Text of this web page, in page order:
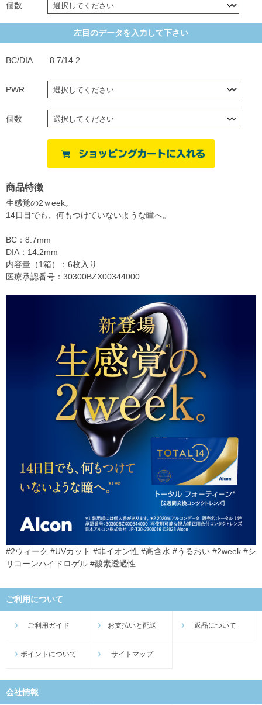
個数
左目のデータを入力して下さい
BC/DIA 8.7/14.2
PWR
個数
商品特徴
生感覚の2ｗeek。
14日目でも、何もつけていないような瞳へ。
BC：8.7mm
DIA：14.2mm
内容量（1箱）：6枚入り
医療承認番号：30300BZX00344000
#2ウィーク #UVカット #非イオン性 #高含水 #うるおい #2week #シ
リコーンハイドロゲル #酸素透過性
ご利用について
ご利用ガイド お支払いと配送 返品について
ポイントについて サイトマップ
会社情報